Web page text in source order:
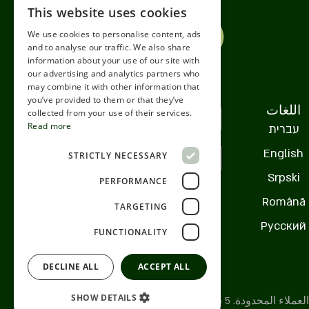
اللغات
עברית
English
Srpski
Română
Русский
© جميع الحقوق محفوظة لشركة هايب لإدارة العملاء المحدودة. 5 شارع شوهام، رمات
ENGLISH
ROMANIAN
SERBIA
HEBREW
RUSSIAN
SERBIAN-2
This website uses cookies
We use cookies to personalise content, ads
and to analyse our traffic. We also share
information about your use of our site with
our advertising and analytics partners who
may combine it with other information that
you’ve provided to them or that they’ve
collected from your use of their services.
Read more
STRICTLY NECESSARY
PERFORMANCE
TARGETING
FUNCTIONALITY
ACCEPT ALL
DECLINE ALL
SHOW DETAILS